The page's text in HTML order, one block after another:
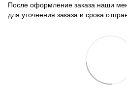
После оформление заказа наши
для уточнения заказа и срока